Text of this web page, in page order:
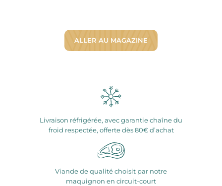
ALLER AU MAGAZINE
Livraison réfrigérée, avec garantie chaîne du
froid respectée, offerte dès 80€ d’achat
Viande de qualité choisit par notre
maquignon en circuit-court